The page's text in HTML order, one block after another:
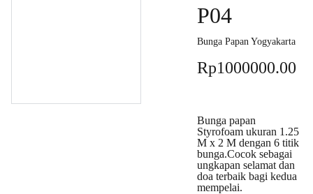
P04
Bunga Papan Yogyakarta
Rp1000000.00
Bunga papan
Styrofoam ukuran 1.25
M x 2 M dengan 6 titik
bunga.Cocok sebagai
ungkapan selamat dan
doa terbaik bagi kedua
mempelai.